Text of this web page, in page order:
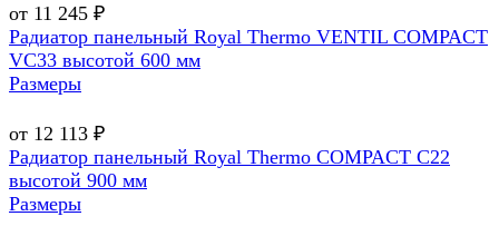
от 11 245 ₽
Радиатор панельный Royal Thermo VENTIL COMPACT
VC33 высотой 600 мм
Размеры
от 12 113 ₽
Радиатор панельный Royal Thermo COMPACT C22
высотой 900 мм
Размеры